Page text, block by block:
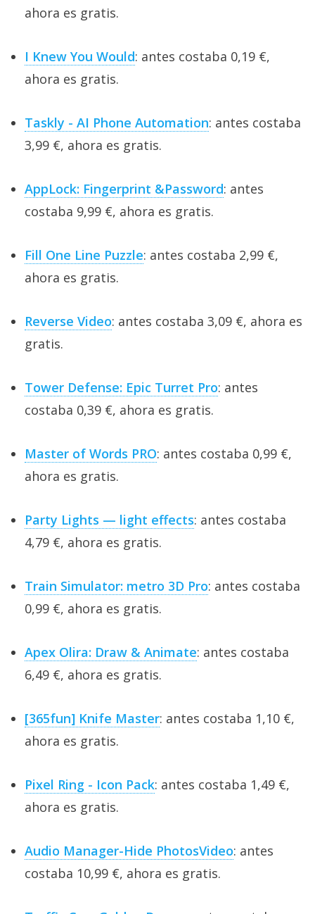
ahora es gratis.
I Knew You Would: antes costaba 0,19 €,
ahora es gratis.
Taskly - AI Phone Automation: antes costaba
3,99 €, ahora es gratis.
AppLock: Fingerprint &Password: antes
costaba 9,99 €, ahora es gratis.
Fill One Line Puzzle: antes costaba 2,99 €,
ahora es gratis.
Reverse Video: antes costaba 3,09 €, ahora es
gratis.
Tower Defense: Epic Turret Pro: antes
costaba 0,39 €, ahora es gratis.
Master of Words PRO: antes costaba 0,99 €,
ahora es gratis.
Party Lights — light effects: antes costaba
4,79 €, ahora es gratis.
Train Simulator: metro 3D Pro: antes costaba
0,99 €, ahora es gratis.
Apex Olira: Draw & Animate: antes costaba
6,49 €, ahora es gratis.
[365fun] Knife Master: antes costaba 1,10 €,
ahora es gratis.
Pixel Ring - Icon Pack: antes costaba 1,49 €,
ahora es gratis.
Audio Manager-Hide PhotosVideo: antes
costaba 10,99 €, ahora es gratis.